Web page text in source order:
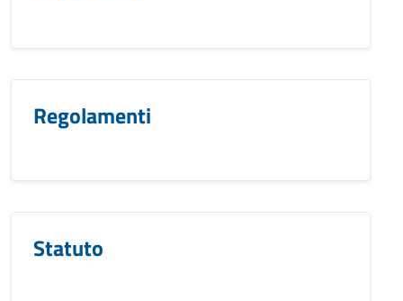
Regolamenti
Statuto